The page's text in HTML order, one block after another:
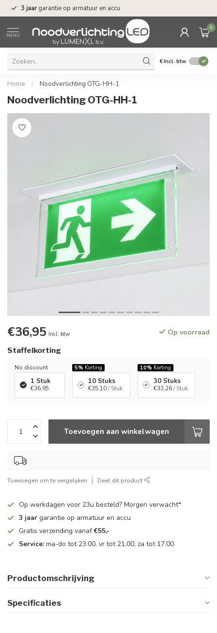
3 jaar garantie op armatuur en accu
MENU
0
€Incl. btw
Home / Noodverlichting OTG-HH-1
Noodverlichting OTG-HH-1
€36,95 Incl. btw
Op voorraad
Staffelkorting
No discount
1 Stuk
€36,95
5% Korting
10 Stuks
€35,10 / Stuk
10% Korting
30 Stuks
€33,26 / Stuk
Toevoegen aan winkelwagen
Toevoegen om te vergelijken Deel dit product
Op werkdagen voor 23u besteld? Morgen verwacht*
3 jaar garantie op armatuur en accu
Gratis verzending vanaf€55,-
Service: ma-do tot 23.00, vr tot 21.00, za tot 17.00
Productomschrijving
Specificaties